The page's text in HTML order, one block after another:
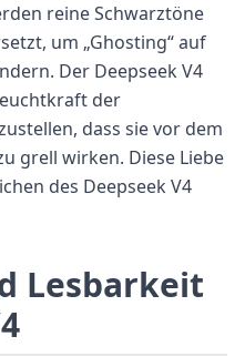
reine Schwarztöne
um „Ghosting“ auf
Der Deepseek V4
der
dass sie vor dem
grell wirken. Diese Liebe
des Deepseek V4
Lesbarkeit